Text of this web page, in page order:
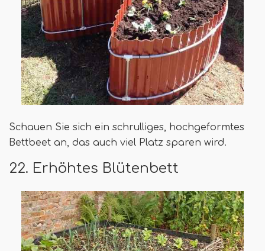
Schauen Sie sich ein schrulliges, hochgeformtes
Bettbeet an, das auch viel Platz sparen wird.
22. Erhöhtes Blütenbett